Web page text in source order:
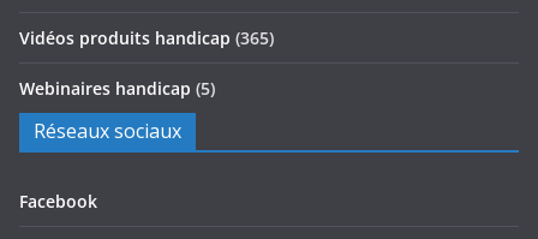
Vidéos produits handicap (365)
Webinaires handicap (5)
Réseaux sociaux
Facebook